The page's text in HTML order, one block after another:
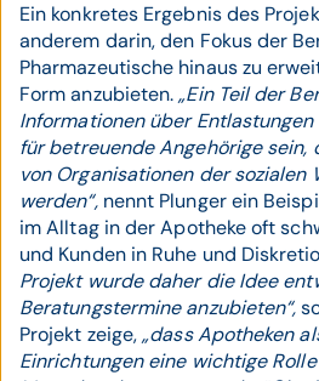
Ein konkretes Ergebnis des
anderem darin, den Fokus der
Pharmazeutische hinaus zu
Form anzubieten.„Ein Teil der
Informationen über
für betreuende Angehörige sein,
von Organisationen der sozialen
werden“, nennt Plunger ein
im Alltag in der Apotheke oft
und Kunden in Ruhe und
Projekt wurde daher die Idee
Beratungstermine anzubieten“,
Projekt zeige,„dass Apotheken
Einrichtungen eine wichtige